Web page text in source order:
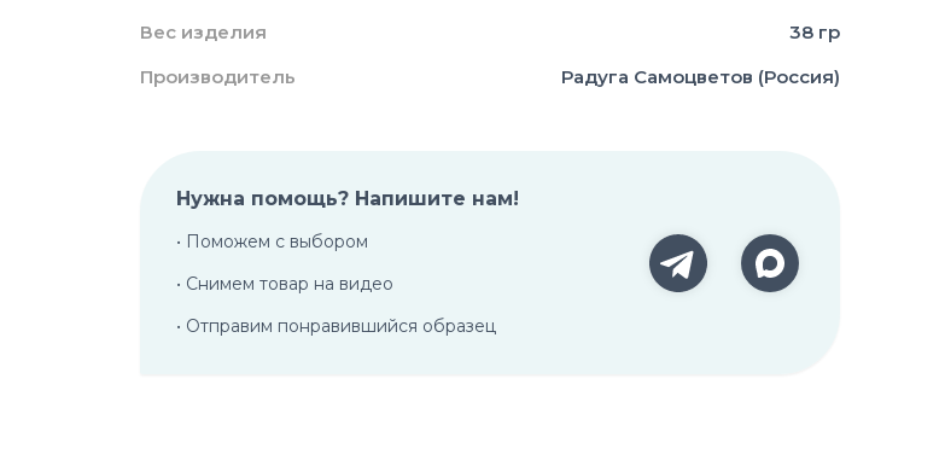
Вес изделия
38 гр
Производитель
Радуга Самоцветов (Россия)
Нужна помощь? Напишите нам!
• Поможем с выбором
• Снимем товар на видео
• Отправим понравившийся образец